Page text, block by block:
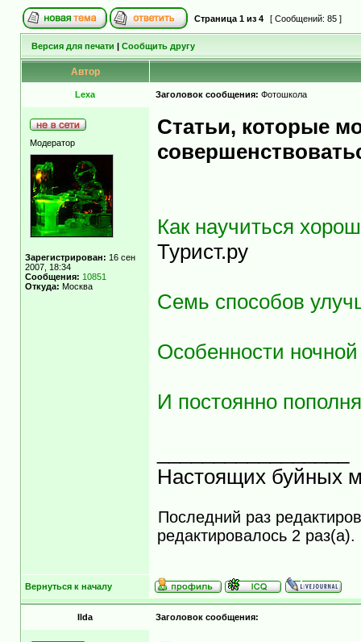
Страница 1 из 4 [ Сообщений: 85 ]
Версия для печати | Сообщить другу
Автор
Lexa Заголовок сообщения: Фотошкола
Модератор
Зарегистрирован: 16 сен
2007, 18:34
Сообщения: 10851
Откуда: Москва
Статьи, которые
Как научиться
Турист.ру
Семь способов
Особенности
И постоянно
Настоящих буйных
Последний раз
редактировалось 2 раз(а).
Вернуться к началу
Ilda Заголовок сообщения: